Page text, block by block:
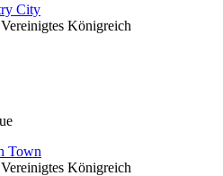
City
Vereinigtes Königreich
Town
Vereinigtes Königreich